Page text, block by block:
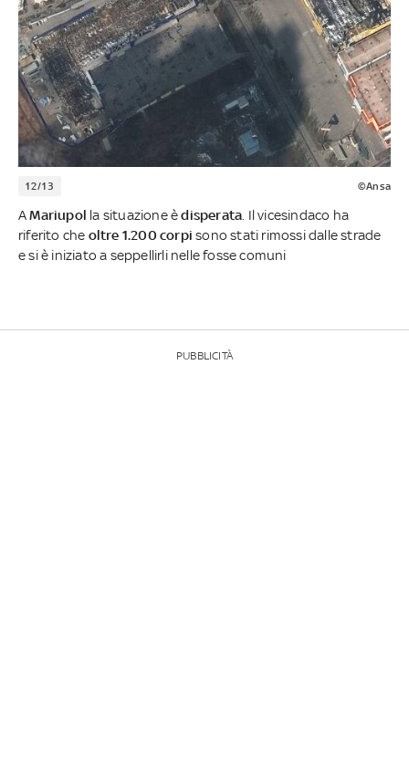
12/13 ©Ansa
AMariupol la situazione èdisperata . Il vicesindaco ha
riferito che oltre 1.200 corpi sono stati rimossi dalle strade
e si è iniziato a seppellirli nelle fosse comuni
PUBBLICITÀ